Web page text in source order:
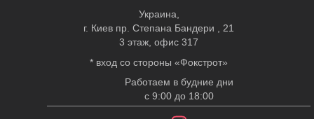
Украина,
г. Киев пр. Степана Бандери , 21
3 этаж, офис 317
* вход со стороны «Фокстрот»
Работаем в будние дни
с 9:00 до 18:00